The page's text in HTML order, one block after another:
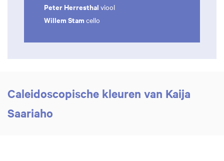
Peter Herresthal viool
Willem Stam cello
Caleidoscopische kleuren van Kaija
Saariaho